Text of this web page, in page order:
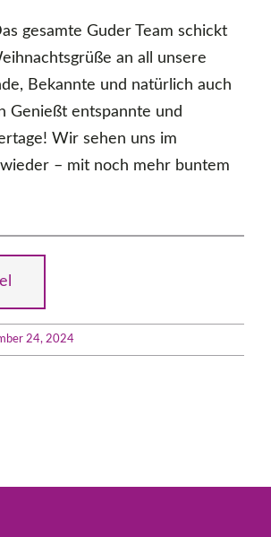
gesamte Guder Team schickt
an all unsere
Bekannte und natürlich auch
Genießt entspannte und
Wir sehen uns im
– mit noch mehr buntem
24, 2024